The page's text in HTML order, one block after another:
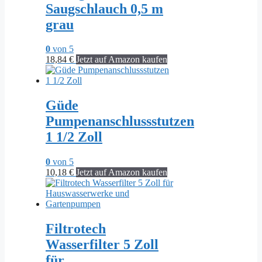
Saugschlauch 0,5 m
grau
0 von 5
18,84 € Jetzt auf Amazon kaufen
Güde
Pumpenanschlussstutzen
1 1/2 Zoll
0 von 5
10,18 € Jetzt auf Amazon kaufen
Filtrotech
Wasserfilter 5 Zoll